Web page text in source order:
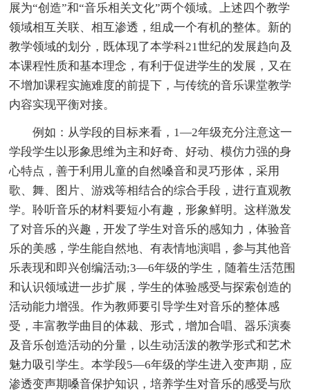
展为“创造”和“音乐相关文化”两个领域。上述四个教学
领域相互关联、相互渗透，组成一个有机的整体。新的
教学领域的划分，既体现了本学科21世纪的发展趋向及
本课程性质和基本理念，有利于促进学生的发展，又在
不增加课程实施难度的前提下，与传统的音乐课堂教学
内容实现平衡对接。
例如：从学段的目标来看，1—2年级充分注意这一
学段学生以形象思维为主和好奇、好动、模仿力强的身
心特点，善于利用儿童的自然嗓音和灵巧形体，采用
歌、舞、图片、游戏等相结合的综合手段，进行直观教
学。聆听音乐的材料要短小有趣，形象鲜明。这样激发
了对音乐的兴趣，开发了学生对音乐的感知力，体验音
乐的美感，学生能自然地、有表情地演唱，参与其他音
乐表现和即兴创编活动;3—6年级的学生，随着生活范围
和认识领域进一步扩展，学生的体验感受与探索创造的
活动能力增强。作为教师要引导学生对音乐的整体感
受，丰富教学曲目的体裁、形式，增加合唱、器乐演奏
及音乐创造活动的分量，以生动活泼的教学形式和艺术
魅力吸引学生。本学段5—6年级的学生进入变声期，应
渗透变声期嗓音保护知识，培养学生对音乐的感受与欣